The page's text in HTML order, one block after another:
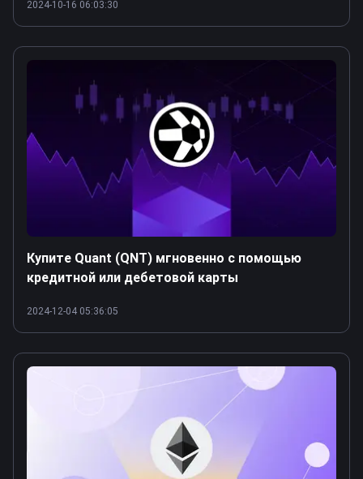
2024-10-16 06:03:30
Купите Quant (QNT) мгновенно с помощью
кредитной или дебетовой карты
2024-12-04 05:36:05